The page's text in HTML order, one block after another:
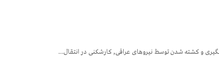
و کشته شدن توسط نیروهای عراقی, کارشکنی در انتقال…